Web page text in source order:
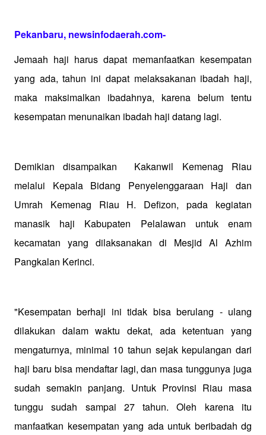
Pekanbaru, newsinfodaerah.com-
Jemaah haji harus dapat memanfaatkan kesempatan
yang ada, tahun ini dapat melaksakanan ibadah haji,
maka maksimalkan ibadahnya, karena belum tentu
kesempatan menunaikan ibadah haji datang lagi.
Demikian disampaikan Kakanwil Kemenag Riau
melalui Kepala Bidang Penyelenggaraan Haji dan
Umrah Kemenag Riau H. Defizon, pada kegiatan
manasik haji Kabupaten Pelalawan untuk enam
kecamatan yang dilaksanakan di Mesjid Al Azhim
Pangkalan Kerinci.
"Kesempatan berhaji ini tidak bisa berulang - ulang
dilakukan dalam waktu dekat, ada ketentuan yang
mengaturnya, minimal 10 tahun sejak kepulangan dari
haji baru bisa mendaftar lagi, dan masa tunggunya juga
sudah semakin panjang. Untuk Provinsi Riau masa
tunggu sudah sampai 27 tahun. Oleh karena itu
manfaatkan kesempatan yang ada untuk beribadah dg